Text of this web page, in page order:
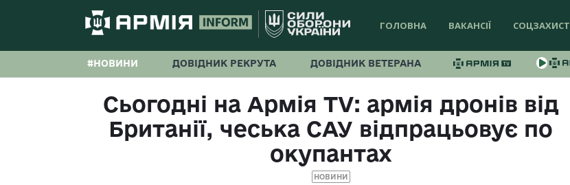
ГОЛОВНА ВАКАНСІЇ СОЦЗАХИСТ
#НОВИНИ ДОВІДНИК РЕКРУТА ДОВІДНИК ВЕТЕРАНА
Сьогодні на Армія TV: армія дронів від
Британії, чеська САУ відпрацьовує по
окупантах
НОВИНИ